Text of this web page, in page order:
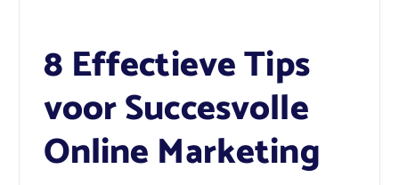
8 Effectieve Tips
voor Succesvolle
Online Marketing